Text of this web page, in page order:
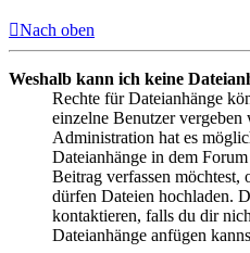
Nach oben
Weshalb kann ich keine
Rechte für Dateianhänge
einzelne Benutzer
Administration hat es
Dateianhänge in dem
Beitrag verfassen möchtest,
dürfen Dateien hochladen.
kontaktieren, falls du dir
Dateianhänge anfügen